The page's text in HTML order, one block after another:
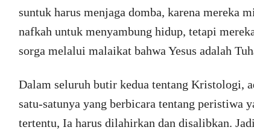
suntuk harus menjaga domba, karena mereka
nafkah untuk menyambung hidup, tetapi
sorga melalui malaikat bahwa Yesus adalah
Dalam seluruh butir kedua tentang Kristologi,
satu-satunya yang berbicara tentang peristiwa
tertentu, Ia harus dilahirkan dan disalibkan.